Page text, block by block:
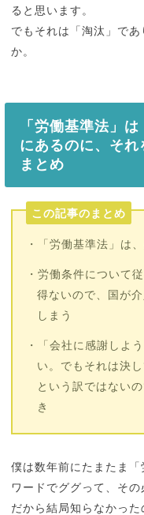
ると思います。
でもそれは「淘汰」で
か。
「労働基準法」
にあるのに、それ
まとめ
この記事のまとめ
・「労働基準法」は
・労働条件について
得ないので、国が
しまう
・「会社に感謝しよ
い。でもそれは決
という訳ではない
き
僕は数年前にたまたま
ワードでググって、その
だから結局知らなかっ